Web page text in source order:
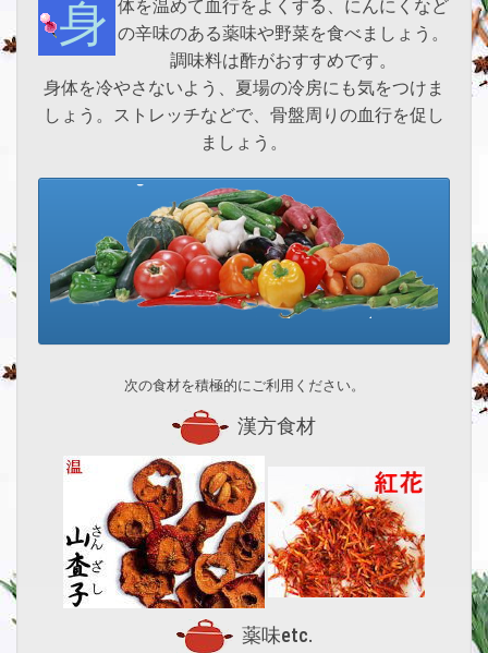
身体を温めて血行をよくする、にんにくなど の辛味のある薬味や野菜を食べましょう。
調味料は酢がおすすめです。
身体を冷やさないよう、夏場の冷房にも気をつけま
しょう。ストレッチなどで、骨盤周りの血行を促し
ましょう。
次の食材を積極的にご利用ください。
漢方食材
薬味etc.